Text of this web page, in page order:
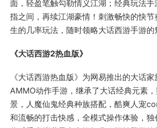
你感受虚拟世界中身轻如燕、闪转腾挪的
战。
MMORPG，展现了一个雄奇壮丽、异彩
界！年度资料片“昆仑变”现已上线，云海
仙境、跌宕起伏的电影级主线剧情，充
的十人副本以及全新升级的神兵利器等您